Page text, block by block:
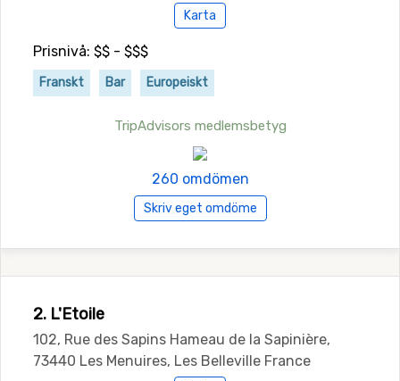
Karta
Prisnivå: $$ - $$$
Franskt Bar Europeiskt
TripAdvisors medlemsbetyg
260 omdömen
Skriv eget omdöme
2. L'Etoile
102, Rue des Sapins Hameau de la Sapinière,
73440 Les Menuires, Les Belleville France